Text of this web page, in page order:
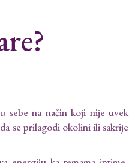
sebe na način koji nije uvek
se prilagodi okolini ili sakrije